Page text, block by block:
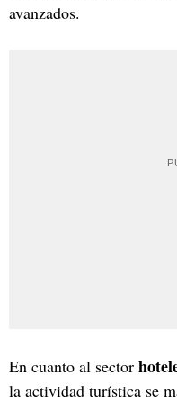
avanzados.
En cuanto al sector
la actividad turística se